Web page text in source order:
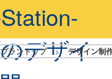
ラントップ > デザイン制